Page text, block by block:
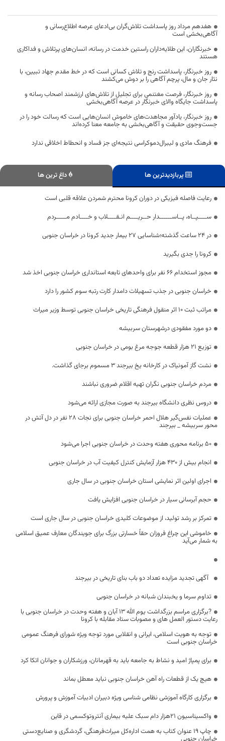
هفدهم مرداد روز پاسداشت تلاش‌گران بی‌ادعای عرصه اطلاع‌رسانی و
آگاهی‌بخشی است
خبرنگاران، این طلایه‌داران راستین خدمت در رسانه، انسان‌های پرتلاش و فداکاری
هستند
روز خبرنگار، پاسداشت رنج و تلاش کسانی است که در خط مقدم جهاد تبیین، با
نثار جان و مال، پرچم آگاهی را بر دوش می‌کشند
روز خبرنگار، فرصت مغتنمی برای تجلیل از تلاش‌های ارزشمند اصحاب رسانه و
پاسداشت جایگاه والای خبرنگار در عرصه آگاهی‌بخشی
روز خبرنگار، یادآور مجاهدت‌های خاموش انسان‌هایی است که رسالت خود را در
جست‌وجوی حقیقت و آگاهی‌بخشی به جامعه معنا کرده‌اند
فرهنگ مادی و لیبرال‌دموکراسی نتیجه‌ای جز فساد و انحطاط اخلاقی ندارد
پربازدیدترین ها داغ ترین ها
رعایت فاصله فیزیکی در دوران کرونا محترم شمردن علاقه قلبی است
ســــپــاه، پــاســــــدار حــریــــم انـقــــلاب و خــــادم مـــــردم
در 24 ساعت گذشته؛شناسایی 27 بیمار جدید کرونا در خراسان جنوبی
کرونا را جدی بگیرید
مجوز استخدام ۶۶ نفر برای واحدهای تابعه استانداری خراسان جنوبی اخذ شد
خراسان جنوبی در جذب تسهیلات دامدار کارت رتبه سوم کشور را دارد
مراتب ثبت ۱۰ اثر منقول فرهنگی‌ تاریخی خراسان جنوبی توسط وزیر میراث
دو مورد مفقودی درشهرستان سربیشه
توزیع ۲۱ هزار قطعه جوجه مرغ بومی در خراسان جنوبی
نشت گاز آمونیاک در کارخانه یخ بیرجند ۳ مسموم برجای گذاشت.
مردم خراسان جنوبی نگران تهیه اقلام ضروری نباشند
دروس نظری دانشگاه بیرجند به صورت مجازی ارائه می‌شود
عملیات نفس‌گیر هلال احمر خراسان جنوبی برای نجات ۲۸ نفر در دل آتش در
محور سربیشه _ بیرجند
۵۰ برنامه محوری هفته وحدت در خراسان جنوبی اجرا می‌شود
انجام بیش از ۴۳۰ هزار آزمایش کنترل کیفیت آب در خراسان جنوبی
اجرای اولین اثر نمایشی استان خراسان جنوبی در سال جاری
حجم آبرسانی سیار در خراسان جنوبی افزایش یافت
تمرکز بر رشد تولید، از موضوعات کلیدی خراسان جنوبی در سال جاری است
خاموشی این چراغ فروزان حقاً خسارتی بزرگ برای جویندگان معارف عمیق اسلامی
به شمار می‌آید
آگهی تجدید مزایده تعداد دو باب بنای تاریخی در بیرجند
تداوم سرما و یخبندان شبانه در خراسان جنوبی
?برگزاری مراسم بزرگداشت یوم الله 13 آبان و هفته وحدت در خراسان جنوبی با
رعایت دستور العمل های و مصوبات ستاد مقابله با کرونا
توجه به هویت اسلامی، ایرانی و انقلابی مورد توجه ویژه شورای فرهنگ عمومی
خراسان جنوبی است
برای پمپاژ امید و نشاط به جامعه باید به قهرمانان، ورزشکاران و جوانان اتکا کرد
هیچ یک از قطعات راه آهن خراسان جنوبی نباید معطل بماند
برگزاری کارگاه آموزشی نظامی شناسی ویژه دبیران ادبیات آموزش و پرورش
واکسیناسیون 21هزار دام سبک علیه بیماری آنتروتوکسمی در قاین
چاپ ۱۹ عنوان کتاب به همت اداره‌کل میراث‌فرهنگی، گردشگری و صنایع‌دستی